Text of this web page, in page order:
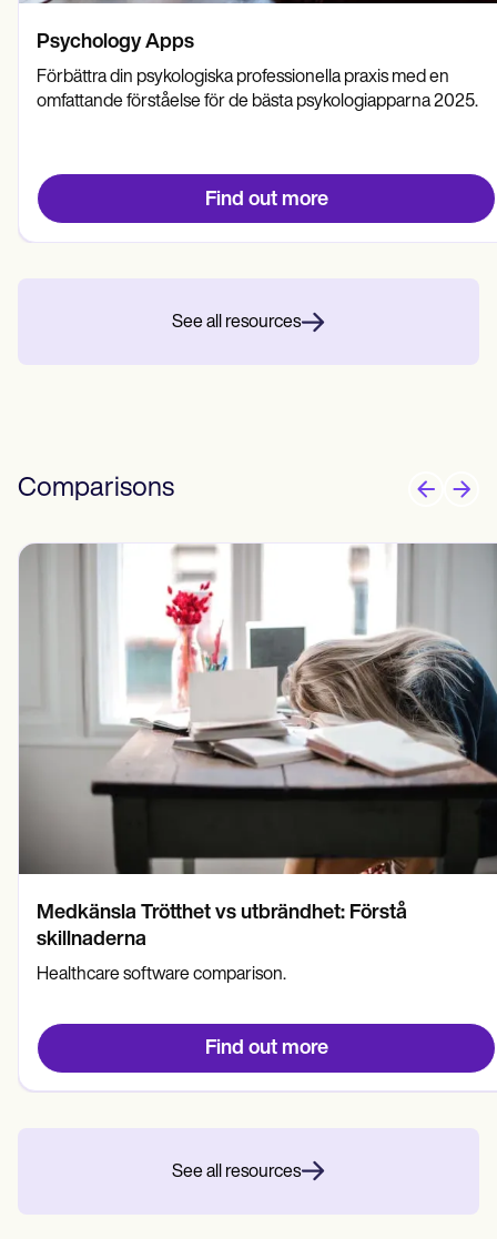
Psychology Apps
Förbättra din psykologiska professionella praxis med en
omfattande förståelse för de bästa psykologiapparna 2025.
Find out more
See all resources
Comparisons
Medkänsla Trötthet vs utbrändhet: Förstå
skillnaderna
Healthcare software comparison.
Find out more
See all resources